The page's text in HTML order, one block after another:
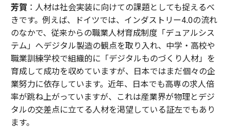
芳賀 ：人材は社会実装に向けての課題としても捉えるべ
きです。例えば、ドイツでは、インダストリー4.0の流れ
のなかで、従来からの職業人材育成制度「デュアルシス
テム」へデジタル製造の観点を取り入れ、中学・高校や
職業訓練学校で組織的に「デジタルものづくり人材」を
育成して成功を収めていますが、日本ではまだ個々の企
業努力に依存しています。近年、日本でも高専の求人倍
率が跳ね上がっていますが、これは産業界が物理とデジ
タルの交差点に立てる人材を渇望している証左でもあり
ます。